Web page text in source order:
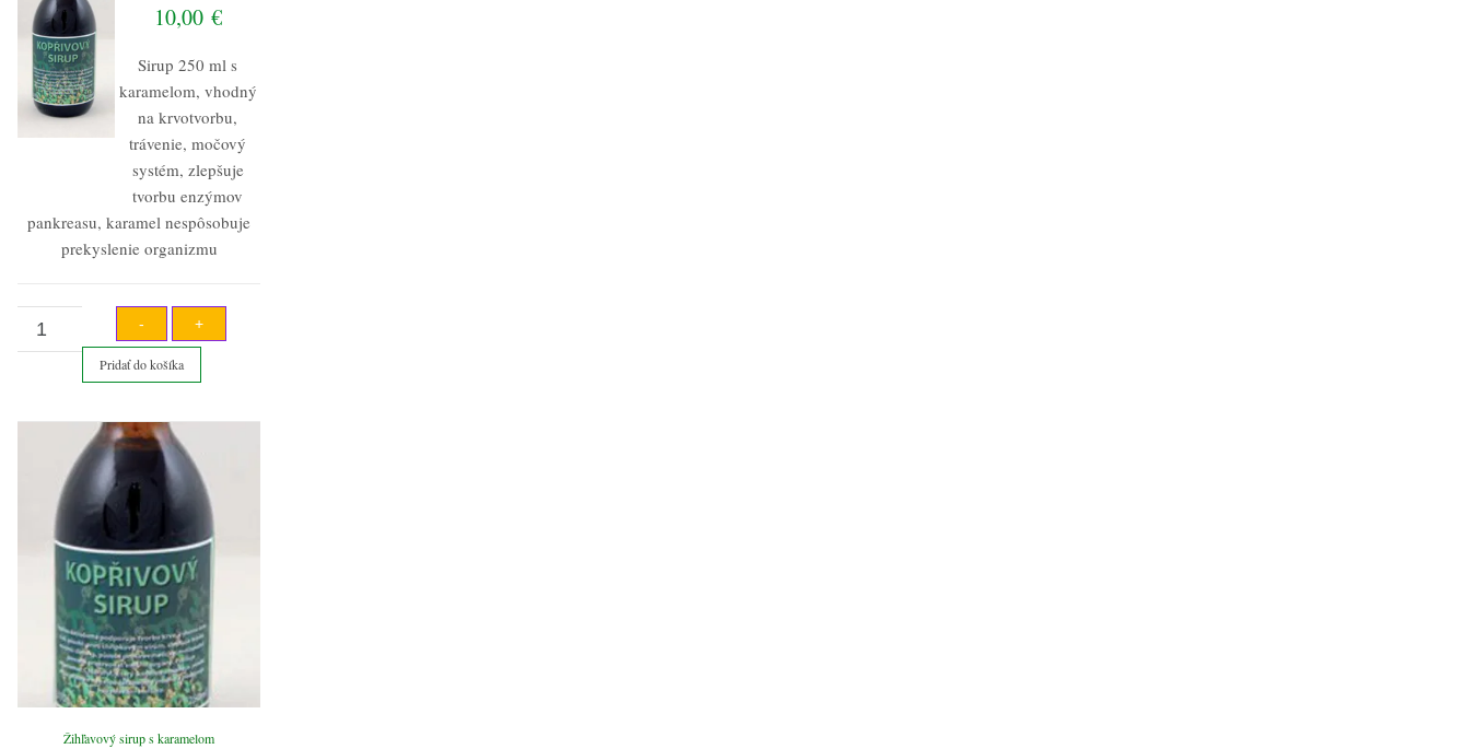
10,00 €
Sirup 250 ml s
karamelom, vhodný
na krvotvorbu,
trávenie, močový
systém, zlepšuje
tvorbu enzýmov
pankreasu, karamel nespôsobuje
prekyslenie organizmu
-
Žihľavový
karamelom
+
Pridať do košíka
Žihľavový sirup s karamelom